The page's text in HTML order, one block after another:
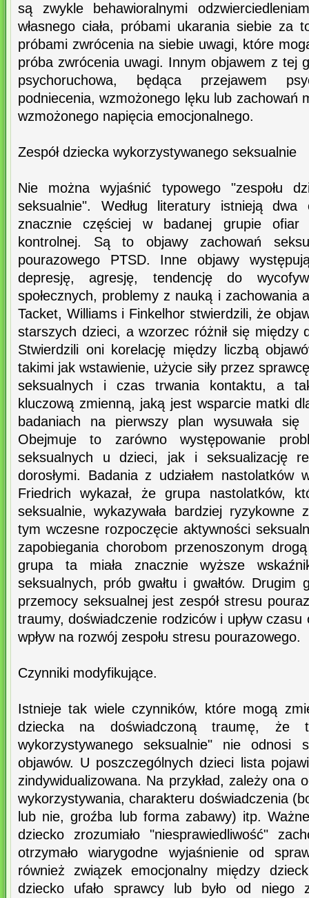
są zwykle behawioralnymi
własnego ciała, próbami ukarania siebie za
próbami zwrócenia na siebie uwagi, które
próba zwrócenia uwagi. Innym objawem z tej
psychoruchowa, będąca przejawem
podniecenia, wzmożonego lęku lub zachowań
wzmożonego napięcia emocjonalnego.
Zespół dziecka wykorzystywanego seksualnie
Nie można wyjaśnić typowego "zespołu
seksualnie". Według literatury istnieją dwa
znacznie częściej w badanej grupie
kontrolnej. Są to objawy zachowań
pourazowego PTSD. Inne objawy
depresję, agresję, tendencję do
społecznych, problemy z nauką i zachowania
Tacket, Williams i Finkelhor stwierdzili, że
starszych dzieci, a wzorzec różnił się między
Stwierdzili oni korelację między liczbą
takimi jak wstawienie, użycie siły przez
seksualnych i czas trwania kontaktu, a
kluczową zmienną, jaką jest wsparcie matki
badaniach na pierwszy plan wysuwała się
Obejmuje to zarówno występowanie
seksualnych u dzieci, jak i seksualizację
dorosłymi. Badania z udziałem nastolatków
Friedrich wykazał, że grupa nastolatków,
seksualnie, wykazywała bardziej ryzykowne
tym wczesne rozpoczęcie aktywności
zapobiegania chorobom przenoszonym
grupa ta miała znacznie wyższe
seksualnych, prób gwałtu i gwałtów. Drugim
przemocy seksualnej jest zespół stresu
traumy, doświadczenie rodziców i upływ
wpływ na rozwój zespołu stresu pourazowego.
Czynniki modyfikujące.
Istnieje tak wiele czynników, które mogą
dziecka na doświadczoną traumę, że
wykorzystywanego seksualnie" nie odnosi
objawów. U poszczególnych dzieci lista
zindywidualizowana. Na przykład, zależy ona
wykorzystywania, charakteru doświadczenia
lub nie, groźba lub forma zabawy) itp.
dziecko zrozumiało "niesprawiedliwość"
otrzymało wiarygodne wyjaśnienie od
również związek emocjonalny między
dziecko ufało sprawcy lub było od